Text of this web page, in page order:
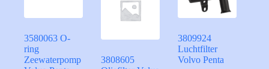
3580063 O-
ring
Zeewaterpomp
3808605
3809924
Luchtfilter
Volvo Penta